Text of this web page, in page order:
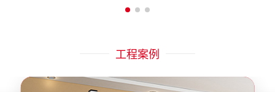
工程案例